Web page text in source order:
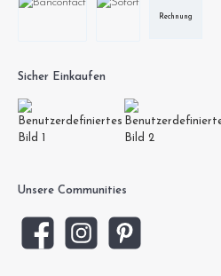
Rechnung
Unsere Communities
Sicher Einkaufen